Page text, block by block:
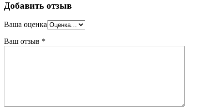
Добавить отзыв
Ваша оценка
Ваш отзыв *